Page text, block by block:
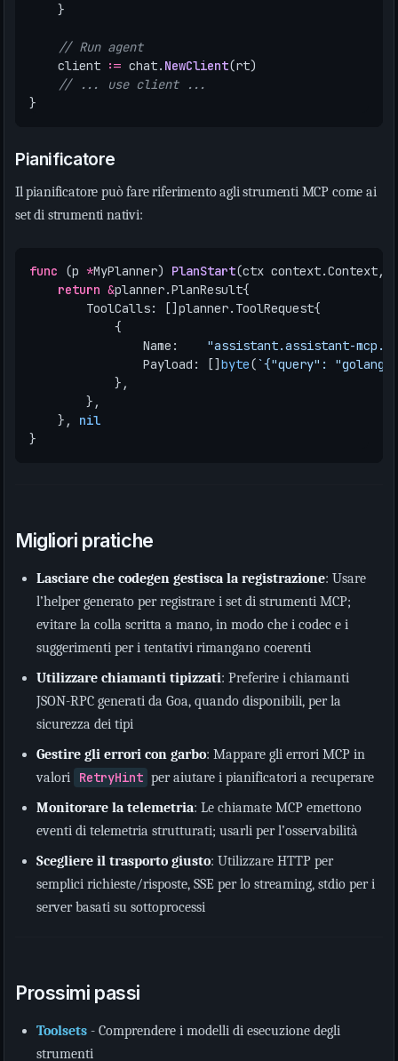
}
// Run agent
client := chat. NewClient(rt)
// ... use client ...
}
Pianificatore
Il pianificatore può fare riferimento agli strumenti MCP come ai
set di strumenti nativi:
func (p *MyPlanner) PlanStart(ctx context.Context,
return &planner.PlanResult{
ToolCalls: [] planner. ToolRequest{
{
Name :
"assistant.assistant-
Payload : [] byte(`{"query":
},
},
},
nil
}
Migliori pratiche
Lasciare che codegen gestisca la registrazione: Usare
l’helper generato per registrare i set di strumenti MCP;
evitare la colla scritta a mano, in modo che i codec e i
suggerimenti per i tentativi rimangano coerenti
Utilizzare chiamanti tipizzati: Preferire i chiamanti
JSON-RPC generati da Goa, quando disponibili, per la
sicurezza dei tipi
Gestire gli errori con garbo: Mappare gli errori MCP in
valori
RetryHint per aiutare i pianificatori a recuperare
Monitorare la telemetria: Le chiamate MCP emettono
eventi di telemetria strutturati; usarli per l’osservabilità
Scegliere il trasporto giusto: Utilizzare HTTP per
semplici richieste/risposte, SSE per lo streaming, stdio per i
server basati su sottoprocessi
Prossimi passi
Toolsets - Comprendere i modelli di esecuzione degli
strumenti